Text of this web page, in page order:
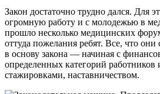
Закон достаточно трудно дался. Для
огромную работу и с молодежью в
прошло несколько медицинских
оттуда пожелания ребят. Все, что
в основу закона — начиная с
определенных категорий работников
стажировками, наставничеством.